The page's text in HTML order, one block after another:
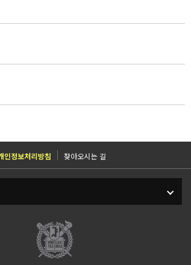
인정보처리방침 찾아오시는 길